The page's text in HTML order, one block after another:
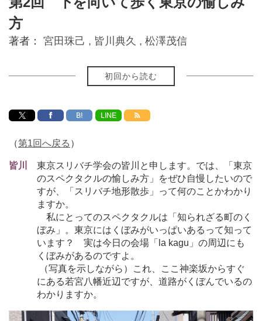
方
著者： 宮田珠己 , 皆川典久 , 松澤茂信
初回から読む
B! LINE
（第1回へ戻る ）
皆川 東京スリバチ学会の皆川と申します。では、「東京
のスペクタクルの愉しみ方」をぜひ自慢したいので
すが、「スリバチ地形散歩」って何のことかわかり
ますか。
私にとってのスペクタクルは「知られざる町のく
ぼみ」。東京にはくぼみがいっぱいあるって知って
います？ 実は今日の会場「la kagu」の周辺にも
くぼみがあるのですよ。
（写真を示しながら）これ、ここ神楽坂からすぐ
にある若宮八幡近辺ですが、道路がくぼんでいるの
わかりますか。